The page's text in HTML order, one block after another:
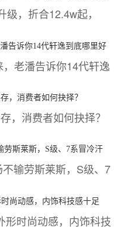
，折合12.4w起，
老潘告诉你14代轩逸
，消费者如何抉择？
输劳斯莱斯，S级、7
形时尚动感，内饰科技